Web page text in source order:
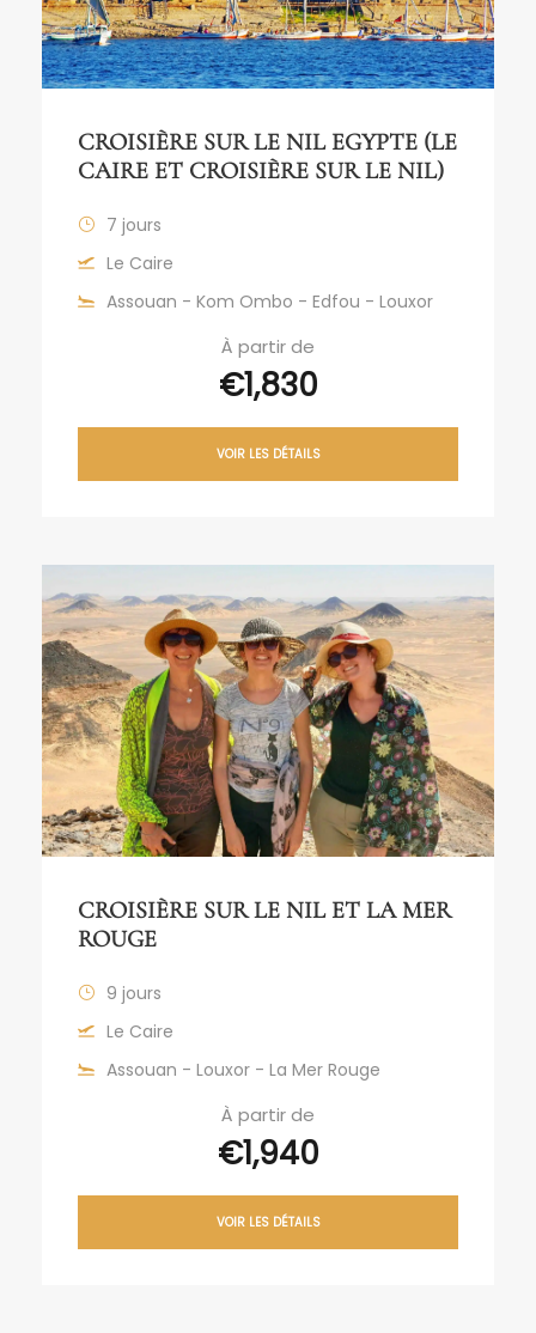
CROISIÈRE SUR LE NIL EGYPTE (LE
CAIRE ET CROISIÈRE SUR LE NIL)
7 jours
Le Caire
Assouan - Kom Ombo - Edfou - Louxor
À partir de
€1,830
VOIR LES DÉTAILS
CROISIÈRE SUR LE NIL ET LA MER
ROUGE
9 jours
Le Caire
Assouan - Louxor - La Mer Rouge
À partir de
€1,940
VOIR LES DÉTAILS